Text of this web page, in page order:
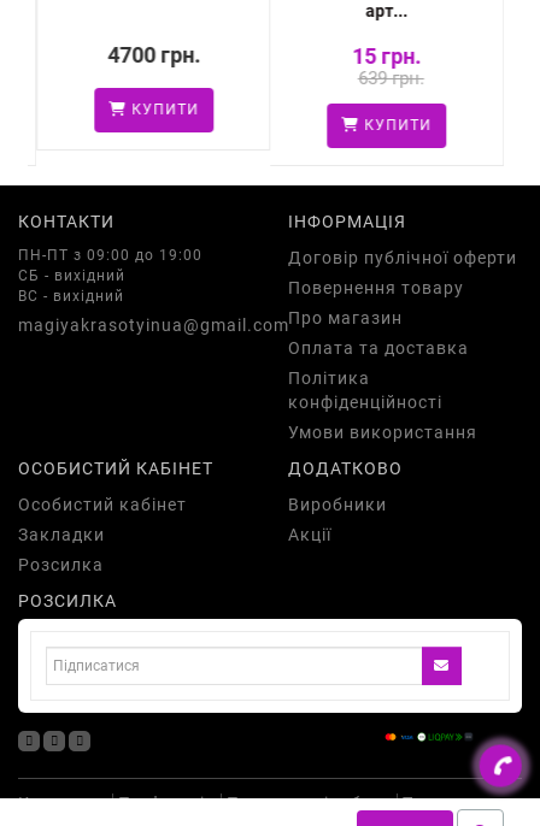
4700 грн.
КУПИТИ
арт...
15 грн.
639 грн.
КУПИТИ
КОНТАКТИ
ПН-ПТ з 09:00 до 19:00
СБ - вихідний
ВС - вихідний
magiyakrasotyinua@gmail.com
ІНФОРМАЦІЯ
Договір публічної оферти
Повернення товару
Про магазин
Оплата та доставка
Політика
конфіденційності
Умови використання
ОСОБИСТИЙ КАБІНЕТ
Особистий кабінет
Закладки
Розсилка
ДОДАТКОВО
Виробники
Акції
РОЗСИЛКА
Косметика Парфумерія Подарункові набори
Товари для